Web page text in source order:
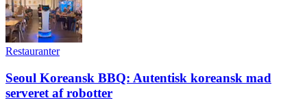
Restauranter
Seoul Koreansk BBQ: Autentisk koreansk mad
serveret af robotter